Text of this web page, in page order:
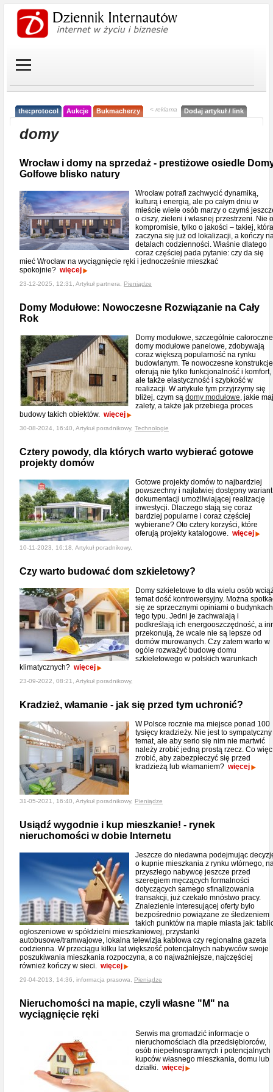
the:protocol Aukcje Bukmacherzy < reklama Dodaj artykuł / link
domy
Wrocław i domy na sprzedaż - prestiżowe osiedle
Golfowe blisko natury
Wrocław potrafi zachwycić dynamiką,
kulturą i energią, ale po całym dniu w
mieście wiele osób marzy o czymś
o ciszy, zieleni i własnej przestrzeni. Nie o
kompromisie, tylko o jakości – takiej, która
zaczyna się już od lokalizacji, a kończy
detalach codzienności. Właśnie dlatego
coraz częściej pada pytanie: czy da się
mieć Wrocław na wyciągnięcie ręki i jednocześnie mieszkać
spokojnie? więcej
23-12-2025, 12:31, Artykuł partnera, Pieniądze
Domy Modułowe: Nowoczesne Rozwiązanie na Cały
Rok
Domy modułowe, szczególnie całoroczne
domy modułowe panelowe, zdobywają
coraz większą popularność na rynku
budowlanym. Te nowoczesne konstrukcje
oferują nie tylko funkcjonalność i komfort,
ale także elastyczność i szybkość w
realizacji. W artykule tym przyjrzymy się
bliżej, czym są domy modułowe, jakie
zalety, a także jak przebiega proces
budowy takich obiektów. więcej
30-08-2024, 16:40, Artykuł poradnikowy, Technologie
Cztery powody, dla których warto wybierać gotowe
projekty domów
Gotowe projekty domów to najbardziej
powszechny i najłatwiej dostępny wariant
dokumentacji umożliwiającej realizację
inwestycji. Dlaczego stają się coraz
bardziej popularne i coraz częściej
wybierane? Oto cztery korzyści, które
oferują projekty katalogowe. więcej
10-11-2023, 16:18, Artykuł poradnikowy,
Czy warto budować dom szkieletowy?
Domy szkieletowe to dla wielu osób
temat dość kontrowersyjny. Można
się ze sprzecznymi opiniami o budynkach
tego typu. Jedni je zachwalają i
podkreślają ich energooszczędność, a
przekonują, że wcale nie są lepsze od
domów murowanych. Czy zatem warto w
ogóle rozważyć budowę domu
szkieletowego w polskich warunkach
klimatycznych? więcej
23-09-2022, 08:21, Artykuł poradnikowy,
Kradzież, włamanie - jak się przed tym uchronić?
W Polsce rocznie ma miejsce ponad 100
tysięcy kradzieży. Nie jest to sympatyczny
temat, ale aby serio się nim nie martwić
należy zrobić jedną prostą rzecz. Co więc
zrobić, aby zabezpieczyć się przed
kradzieżą lub włamaniem? więcej
31-05-2021, 16:40, Artykuł poradnikowy, Pieniądze
Usiądź wygodnie i kup mieszkanie! - rynek
nieruchomości w dobie Internetu
Jeszcze do niedawna podejmując
o kupnie mieszkania z rynku wtórnego,
przyszłego nabywcę jeszcze przed
szeregiem męczących formalności
dotyczących samego sfinalizowania
transakcji, już czekało mnóstwo pracy.
Znalezienie interesującej oferty było
bezpośrednio powiązane ze śledzeniem
takich punktów na mapie miasta jak:
ogłoszeniowe w spółdzielni mieszkaniowej, przystanki
autobusowe/tramwajowe, lokalna telewizja kablowa czy regionalna gazeta
codzienna. W przeciągu kilku lat większość potencjalnych nabywców swoje
poszukiwania mieszkania rozpoczyna, a co najważniejsze, najczęściej
również kończy w sieci. więcej
29-04-2013, 14:36, informacja prasowa, Pieniądze
Nieruchomości na mapie, czyli własne "M" na
wyciągnięcie ręki
Serwis ma gromadzić informacje o
nieruchomościach dla przedsiębiorców,
osób niepełnosprawnych i potencjalnych
kupców własnego mieszkania, domu lub
działki. więcej